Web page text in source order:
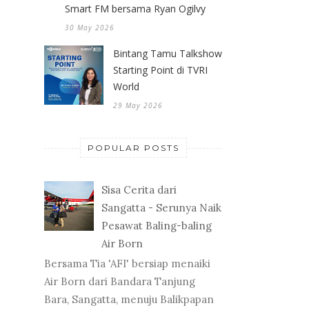
Smart FM bersama Ryan Ogilvy
30 May 2026
Bintang Tamu Talkshow
Starting Point di TVRI
World
29 May 2026
POPULAR POSTS
Sisa Cerita dari
Sangatta - Serunya Naik
Pesawat Baling-baling
Air Born
Bersama Tia 'AFI' bersiap menaiki
Air Born dari Bandara Tanjung
Bara, Sangatta, menuju Balikpapan